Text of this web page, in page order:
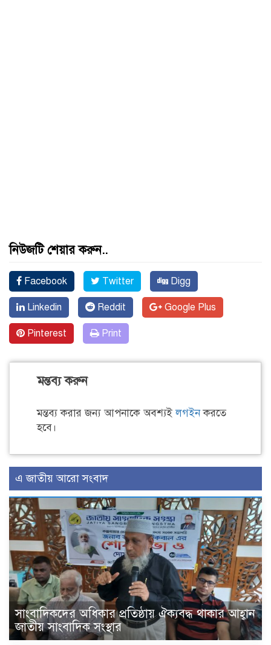
নিউজটি শেয়ার করুন..
Facebook Twitter Digg
Linkedin Reddit Google Plus
Pinterest Print
মন্তব্য করুন
মন্তব্য করার জন্য আপনাকে অবশ্যইলগইনকরতে
হবে।
এ জাতীয় আরো সংবাদ
সাংবাদিকদের অধিকার প্রতিষ্ঠায় ঐক্যবদ্ধ থাকার আহ্বান
জাতীয় সাংবাদিক সংস্থার